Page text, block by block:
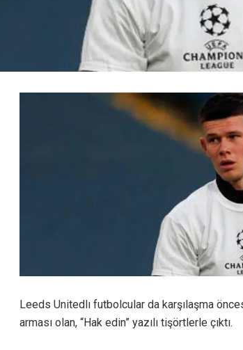
Leeds Unitedlı futbolcular da karşılaşma
arması olan, “Hak edin” yazılı tişörtlerle çıktı.